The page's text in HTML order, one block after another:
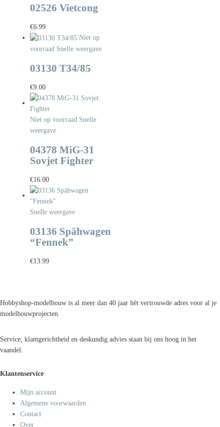
02526 Vietcong
€6.99
Niet op
voorraad Snelle weergave
03130 T34/85
€9.00
Niet op voorraad Snelle
weergave
04378 MiG-31
Sovjet Fighter
€16.00
Snelle weergave
03136 Spähwagen
“Fennek”
€13.99
Hobbyshop-modelbouw is al meer dan 40 jaar hét vertrouwde adres voor al je
modelbouwprojecten.
Service, klantgerichtheid en deskundig advies staan bij ons hoog in het
vaandel.
Klantenservice
Mijn account
Algemene voorwaarden
Contact
Over